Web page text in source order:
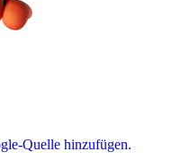
Quelle hinzufügen.